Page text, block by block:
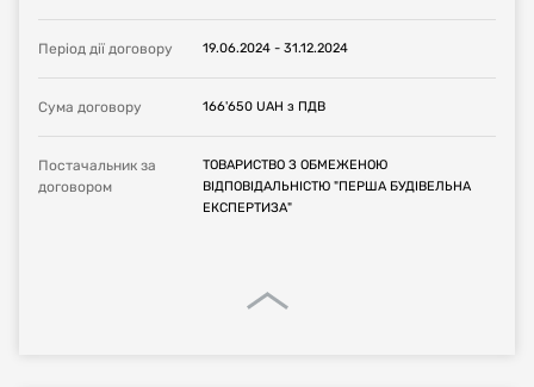
Період дії договору 19.06.2024 - 31.12.2024
Сума договору 166'650 UAH з ПДВ
Постачальник за
договором
ТОВАРИСТВО З ОБМЕЖЕНОЮ
ВІДПОВІДАЛЬНІСТЮ "ПЕРША БУДІВЕЛЬНА
ЕКСПЕРТИЗА"